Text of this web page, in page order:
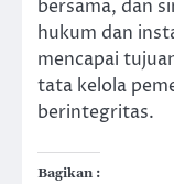
bersama, dan
hukum dan
mencapai
tata kelola
berintegritas.
Bagikan :